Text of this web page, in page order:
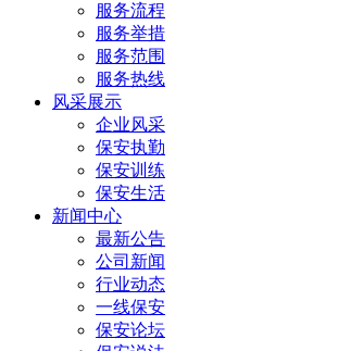
服务流程
服务举措
服务范围
服务热线
风采展示
企业风采
保安执勤
保安训练
保安生活
新闻中心
最新公告
公司新闻
行业动态
一线保安
保安论坛